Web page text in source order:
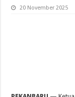
20 November 2025